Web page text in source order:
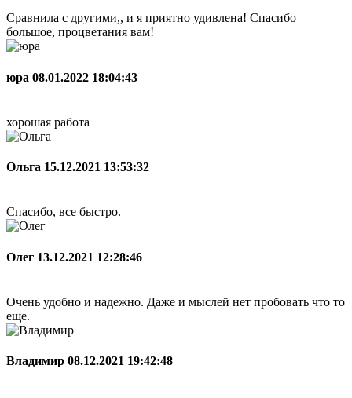
Сравнила с другими,, и я приятно удивлена! Спасибо
большое, процветания вам!
юра 08.01.2022 18:04:43
хорошая работа
Ольга 15.12.2021 13:53:32
Спасибо, все быстро.
Олег 13.12.2021 12:28:46
Очень удобно и надежно. Даже и мыслей нет пробовать что то
еще.
Владимир 08.12.2021 19:42:48